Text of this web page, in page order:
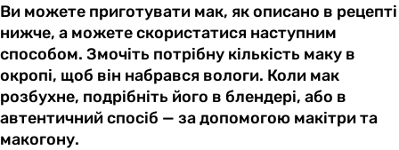
Ви можете приготувати мак, як описано в рецепті
нижче, а можете скористатися наступним
способом. Змочіть потрібну кількість маку в
окропі, щоб він набрався вологи. Коли мак
розбухне, подрібніть його в блендері, або в
автентичний спосіб — за допомогою макітри та
макогону.